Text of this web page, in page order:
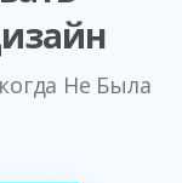
Не Была